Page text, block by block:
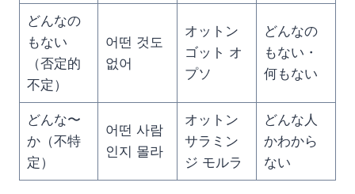
どんなの
もない
（否定的
不定）
어떤 것도
없어
オットン
ゴット オ
プソ
どんなの
もない・
何もない
どんな〜
か（不特
定）
어떤 사람
인지 몰라
オットン
サラミン
ジ モルラ
どんな人
かわから
ない